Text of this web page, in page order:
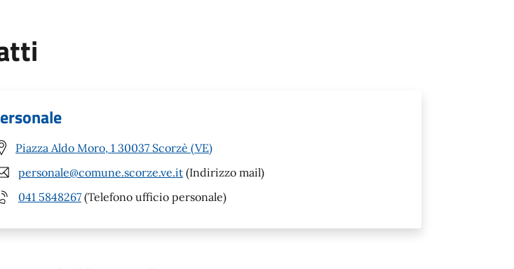
Piazza Aldo Moro, 1 30037 Scorzè (VE)
personale@comune.scorze.ve.it (Indirizzo mail)
041 5848267 (Telefono ufficio personale)